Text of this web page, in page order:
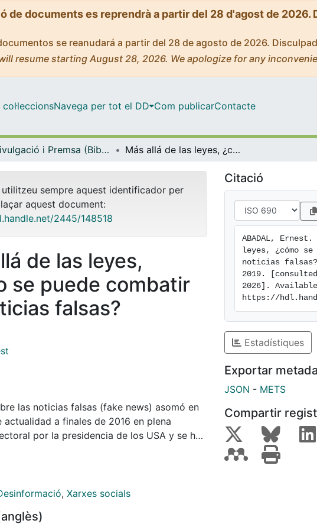
de documents es reprendrà a partir del 28 d'agost de 2026.
se reanudará a partir del 28 de agosto de 2026.
resume starting August 28, 2026. We apologize for any
Navega per tot el DD Com publicarContacte
Divulgació i Premsa (Biblioteconomia, Documentació i Comunicació Audiovisual) Más allá de las leyes, ¿cómo se puede combatir las noticias falsas?
utilitzeu sempre aquest identificador per
aquest document:
2445/148518
de las leyes,
se puede combatir
falsas?
las noticias falsas (fake news) asomó en
actualidad a finales de 2016 en plena
por la presidencia de los USA y se ha
primera línea de fuego internacional aupada
referéndum del Brexit, etc.) y por la alta
en los debates políticos en las
, Xarxes socials
Citació
ABADAL,
leyes, ¿cómo
noticias
2019.
2026].
https://
Estadístiques
Exportar
JSON - METS
Compartir